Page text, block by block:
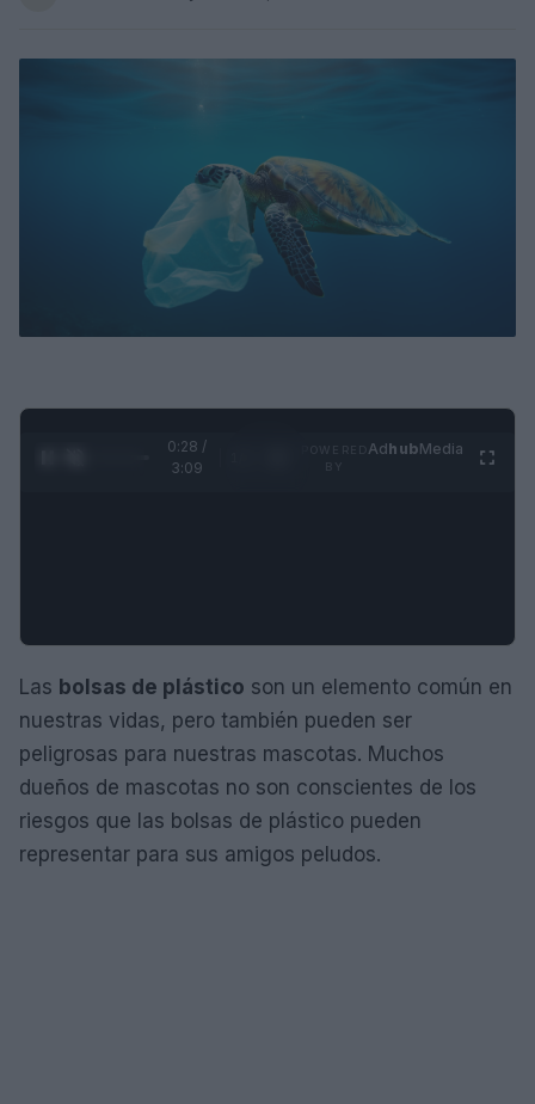
0:29 /
3:09
AdhubMedia
Las bolsas de plástico son un elemento común en
nuestras vidas, pero también pueden ser
peligrosas para nuestras mascotas. Muchos
dueños de mascotas no son conscientes de los
riesgos que las bolsas de plástico pueden
representar para sus amigos peludos.